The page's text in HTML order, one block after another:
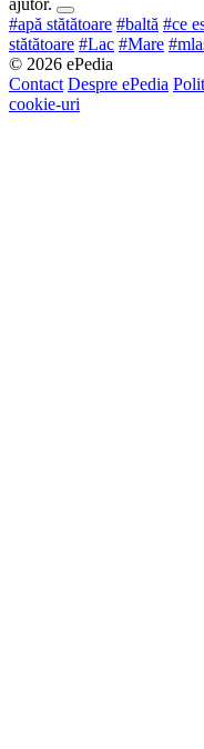
ajutor.
#apă stătătoare #baltă #ce
stătătoare #Lac #Mare
© 2026 ePedia
Contact Despre ePedia
cookie-uri